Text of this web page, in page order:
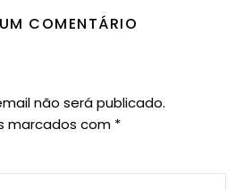
COMENTÁRIO
não será publicado.
marcados com *